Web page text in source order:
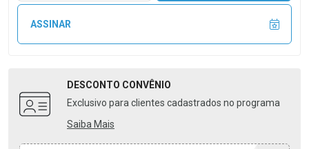
ASSINAR
DESCONTO CONVÊNIO
Exclusivo para clientes cadastrados no programa
Saiba Mais